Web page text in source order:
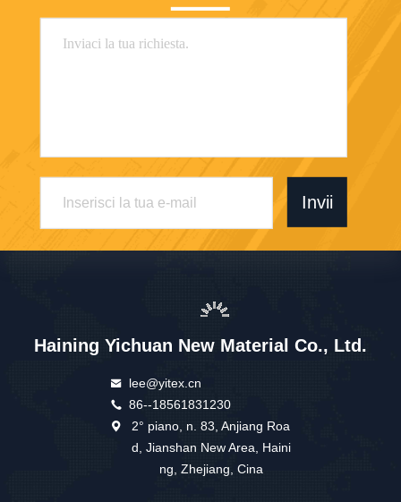
Invii
Haining Yichuan New Material Co., Ltd.
lee@yitex.cn
86--18561831230
2° piano, n. 83, Anjiang Roa
d, Jianshan New Area, Haini
ng, Zhejiang, Cina